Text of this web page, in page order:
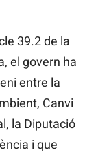
39.2 de la
el govern ha
entre la
Canvi
la Diputació
i que